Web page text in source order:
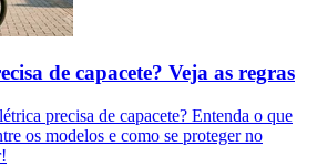
de capacete? Veja as regras
precisa de capacete? Entenda o que
os modelos e como se proteger no